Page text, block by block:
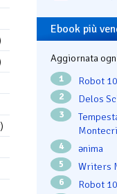
Ebook più
Aggiornata
1 Robot
2 Delos
3
4 ənima
5 Writers
6 Robot